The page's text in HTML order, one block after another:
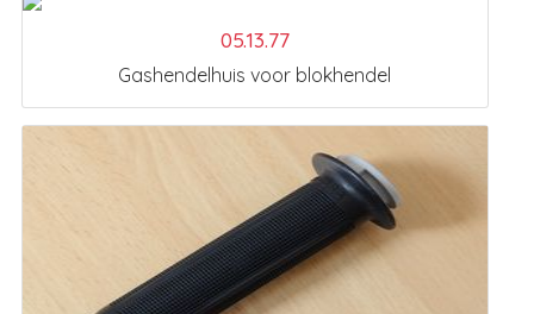
05.13.77
Gashendelhuis voor blokhendel